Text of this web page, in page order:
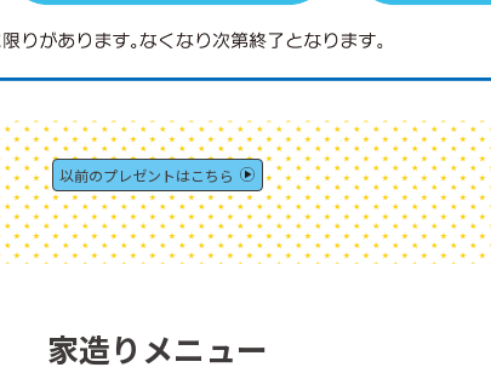
以前のプレゼントはこちら
家造りメニュー